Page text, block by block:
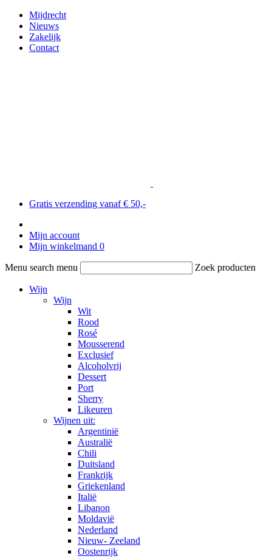
Mijdrecht
Nieuws
Zakelijk
Contact
Gratis verzending vanaf € 50,-
Mijn account
Mijn winkelmand 0
Menu search menu Zoek producten
Wijn
Wijn
Wit
Rood
Rosé
Mousserend
Exclusief
Alcoholvrij
Dessert
Port
Sherry
Likeuren
Wijnen uit:
Argentinië
Australië
Chili
Duitsland
Frankrijk
Griekenland
Italië
Libanon
Moldavië
Nederland
Nieuw- Zeeland
Oostenrijk